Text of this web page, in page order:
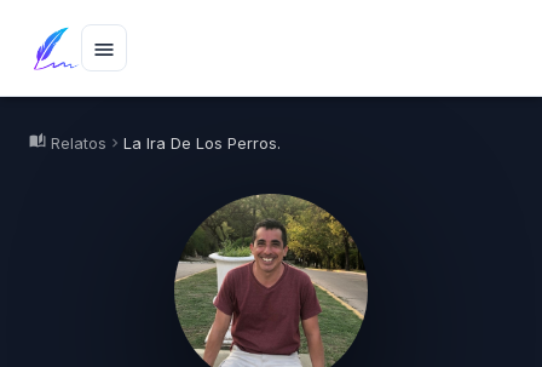
menu
auto_stories Relatos chevron_right La Ira De Los Perros.